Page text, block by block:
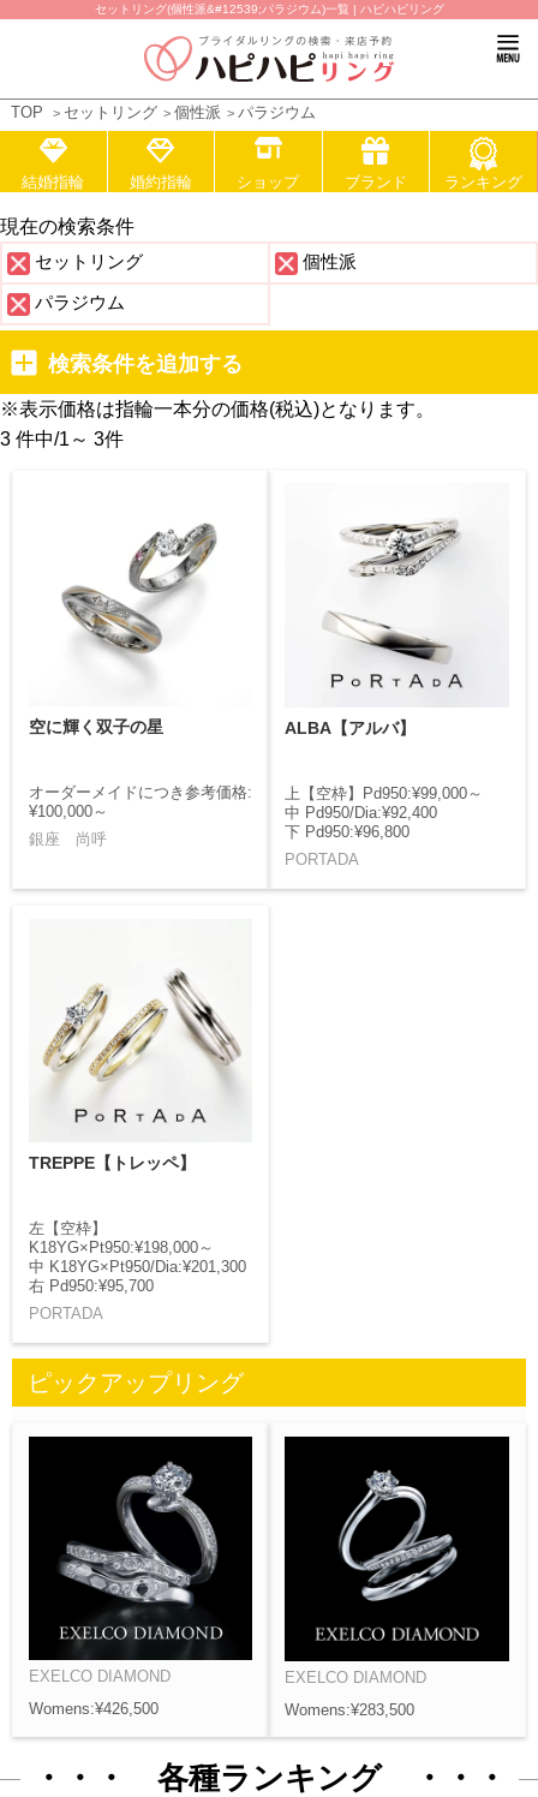
セットリング(個性派&#12539;パラジウム)一覧 | ハピハピリング
TOP セットリング 個性派 パラジウム
結婚指輪 婚約指輪 ショップ ブランド ランキング
現在の検索条件
セットリング 個性派
パラジウム
検索条件を追加する
※表示価格は指輪一本分の価格(税込)となります。
3 件中/1～ 3件
空に輝く双子の星
オーダーメイドにつき参考価格:
¥100,000～
銀座 尚呼
ALBA【アルバ】
上【空枠】Pd950:¥99,000～
中 Pd950/Dia:¥92,400
下 Pd950:¥96,800
PORTADA
TREPPE【トレッペ】
左【空枠】
K18YG×Pt950:¥198,000～
中 K18YG×Pt950/Dia:¥201,300
右 Pd950:¥95,700
PORTADA
ピックアップリング
EXELCO DIAMOND
Womens:¥426,500
EXELCO DIAMOND
Womens:¥283,500
・・・ 各種ランキング ・・・